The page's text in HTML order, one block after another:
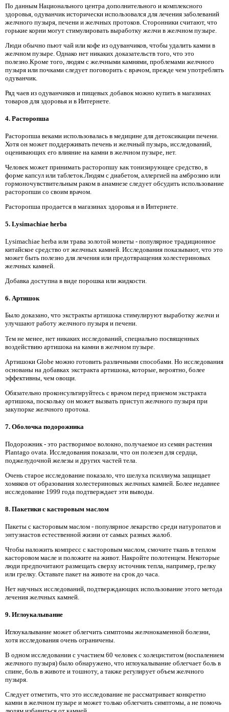
По данным Национального центра дополнительного и комплексного
здоровья, одуванчик исторически использовался для лечения заболеваний
желчного пузыря, печени и желчных протоков. Сторонники считают, что
горькие корни могут стимулировать выработку желчи в желчном пузыре.
Люди обычно пьют чай или кофе из одуванчиков, чтобы удалить камни в
желчном пузыре. Однако нет никаких доказательств того, что это
полезно.Кроме того, людям с желчными камнями, проблемами желчного
пузыря или почками следует поговорить с врачом, прежде чем употреблять
одуванчик.
Ряд чаев из одуванчиков и пищевых добавок можно купить в магазинах
товаров для здоровья и в Интернете.
4. Расторопша
Расторопша веками использовалась в медицине для детоксикации печени.
Хотя он может поддерживать печень и желчный пузырь, исследований,
оценивающих его влияние на камни в желчном пузыре, нет.
Человек может принимать расторопшу как тонизирующее средство, в
форме капсул или таблеток.Людям с диабетом, аллергией на амброзию или
гормоночувствительным раком в анамнезе следует обсудить использование
расторопши со своим врачом.
Расторопша продается в магазинах здоровья и в Интернете.
5. Lysimachiae herba
Lysimachiae herba или трава золотой монеты - популярное традиционное
китайское средство от желчных камней. Исследования показывают, что это
может быть полезно для лечения или предотвращения холестериновых
желчных камней.
Добавка доступна в виде порошка или жидкости.
6. Артишок
Было доказано, что экстракты артишока стимулируют выработку желчи и
улучшают работу желчного пузыря и печени.
Тем не менее, нет никаких исследований, специально посвященных
воздействию артишока на камни в желчном пузыре.
Артишоки Globe можно готовить различными способами. Но исследования
основаны на добавках экстракта артишока, которые, вероятно, более
эффективны, чем овощи.
Обязательно проконсультируйтесь с врачом перед приемом экстракта
артишока, поскольку он может вызвать приступ желчного пузыря при
закупорке желчного протока.
7. Оболочка подорожника
Подорожник - это растворимое волокно, получаемое из семян растения
Plantago ovata. Исследования показали, что он полезен для сердца,
поджелудочной железы и других частей тела.
Очень старое исследование показало, что шелуха псиллиума защищает
хомяков от образования холестериновых желчных камней. Более недавнее
исследование 1999 года подтверждает эти выводы.
8. Пакетики с касторовым маслом
Пакеты с касторовым маслом - популярное лекарство среди натуропатов и
энтузиастов естественной жизни от самых разных жалоб.
Чтобы наложить компресс с касторовым маслом, смочите ткань в теплом
касторовом масле и положите на живот. Накройте полотенцем. Некоторые
люди предпочитают размещать сверху источник тепла, например, грелку
или грелку. Оставьте пакет на животе на срок до часа.
Нет научных исследований, подтверждающих использование этого метода
лечения желчных камней.
9. Иглоукалывание
Иглоукалывание может облегчить симптомы желчнокаменной болезни,
хотя исследования очень ограничены.
В одном исследовании с участием 60 человек с холециститом (воспалением
желчного пузыря) было обнаружено, что иглоукалывание облегчает боль в
спине, боль в животе и тошноту, а также регулирует объем желчного
пузыря.
Следует отметить, что это исследование не рассматривает конкретно
камни в желчном пузыре и может только облегчить симптомы, а не помочь